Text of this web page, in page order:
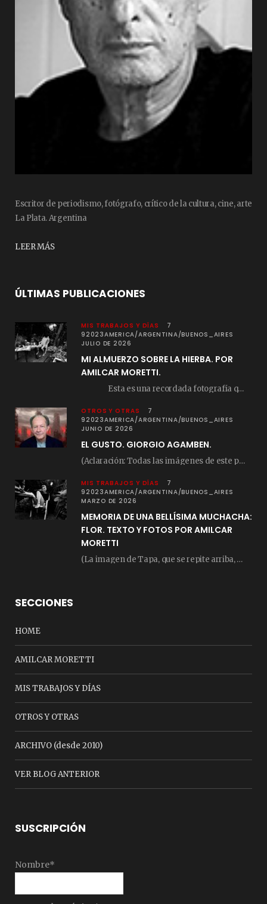
Escritor de periodismo, fotógrafo, crítico de la cultura, cine, arte
La Plata. Argentina
LEER MÁS
ÚLTIMAS PUBLICACIONES
MIS TRABAJOS Y DÍAS
7
92023AMERICA/ARGENTINA/BUENOS_AIRES
JULIO DE 2026
MI ALMUERZO SOBRE LA HIERBA. POR
AMILCAR MORETTI.
Esta es una recordada fotografía que registré…
OTROS Y OTRAS
7
92023AMERICA/ARGENTINA/BUENOS_AIRES
JUNIO DE 2026
EL GUSTO. GIORGIO AGAMBEN.
(Aclaración: Todas las imágenes de este posteo fueron tomadas de Bloghemia.com, y todos los…
MIS TRABAJOS Y DÍAS
7
92023AMERICA/ARGENTINA/BUENOS_AIRES
MARZO DE 2026
MEMORIA DE UNA BELLÍSIMA MUCHACHA:
FLOR. TEXTO Y FOTOS POR AMILCAR
MORETTI
(La imagen de Tapa, que se repite arriba, fue compuesta por Amilcar Moretti el viernes…
SECCIONES
HOME
AMILCAR MORETTI
MIS TRABAJOS Y DÍAS
OTROS Y OTRAS
ARCHIVO (desde 2010)
VER BLOG ANTERIOR
SUSCRIPCIÓN
Nombre*